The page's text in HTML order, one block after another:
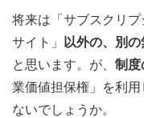
将来は「サブスクリ
サイト」 以外の、別
と思います。が、 制度
業価値担保権」を利
ないでしょうか。